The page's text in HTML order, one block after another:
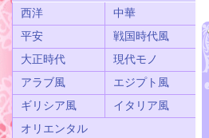
西洋
中華
平安
戦国時代風
大正時代
現代モノ
アラブ風
エジプト風
ギリシア風
イタリア風
オリエンタル